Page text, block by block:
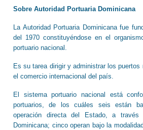
Sobre Autoridad Portuaria Dominicana
La Autoridad Portuaria Dominicana fue
del 1970 constituyéndose en el
portuario nacional.
Es su tarea dirigir y administrar los
el comercio internacional del país.
El sistema portuario nacional está
portuarios, de los cuáles seis están
operación directa del Estado, a través
Dominicana; cinco operan bajo la